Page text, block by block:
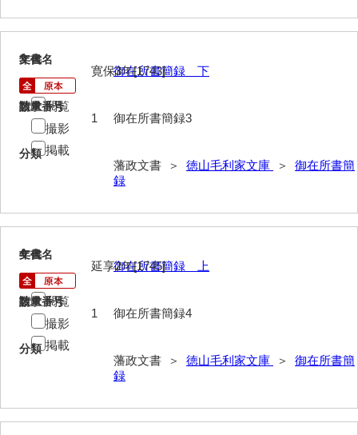
山口御入湯日記
遣使記内編
山方日記
山林仕出帳
3
文書名
御在所書簡録 下
請求番号
御在所書簡録3
分類
藩政文書 ＞ 徳山毛利家文庫 ＞ 御在所書簡
録
年代
寛保3年[1743]
数量
1
閲覧
撮影
掲載
4
文書名
御在所書簡録 上
請求番号
御在所書簡録4
分類
藩政文書 ＞ 徳山毛利家文庫 ＞ 御在所書簡
録
年代
延享2年[1745]
数量
1
閲覧
撮影
掲載